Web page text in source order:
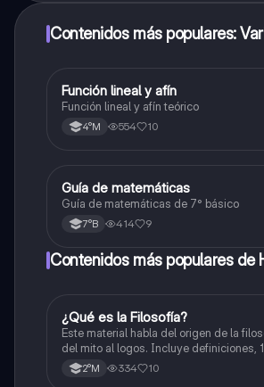
Contenidos más populares:
Matemáticas
Función lineal y afín
Función lineal y afín teórico
4°M 554 10
Matemáticas
Guía de matemáticas
Guía de matemáticas de 7° básico
7°B 414 9
Contenidos más populares de
Historia
¿Qué es la Filosofía?
Este material habla del origen de la
del mito al logos. Incluye definiciones,
comparativa, conceptos como la
antropología, y propuestas de filósofos
2°M 334 10